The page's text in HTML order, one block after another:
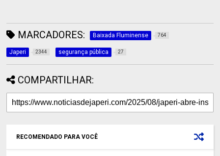
MARCADORES: Baixada Fluminense 764
Japeri 2344 segurança pública 27
COMPARTILHAR:
RECOMENDADO PARA VOCÊ